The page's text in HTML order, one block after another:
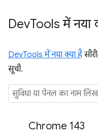
DevTools में नया
DevTools में नया क्या है
सूची.
Chrome 143